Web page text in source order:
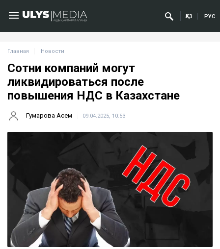
ҚАЗ РУС
Главная Новости
Сотни компаний могут
ликвидироваться после
повышения НДС в Казахстане
Гумарова Асем 09.04.2025, 10:53